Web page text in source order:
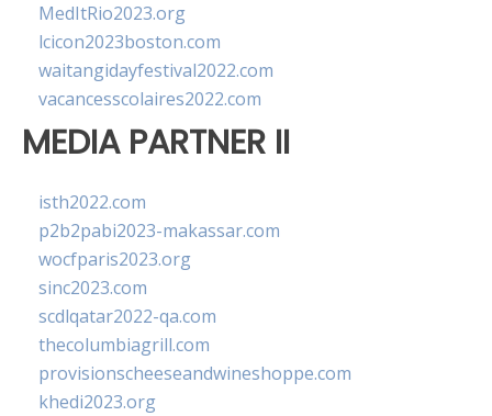
MedItRio2023.org
lcicon2023boston.com
waitangidayfestival2022.com
vacancesscolaires2022.com
MEDIA PARTNER II
isth2022.com
p2b2pabi2023-makassar.com
wocfparis2023.org
sinc2023.com
scdlqatar2022-qa.com
thecolumbiagrill.com
provisionscheeseandwineshoppe.com
khedi2023.org